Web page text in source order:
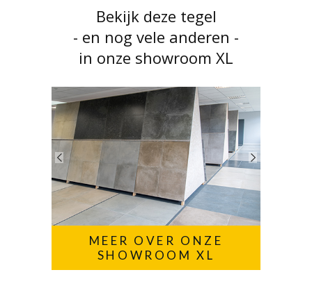
Bekijk deze tegel
- en nog vele anderen -
in onze showroom XL
MEER OVER ONZE
SHOWROOM XL